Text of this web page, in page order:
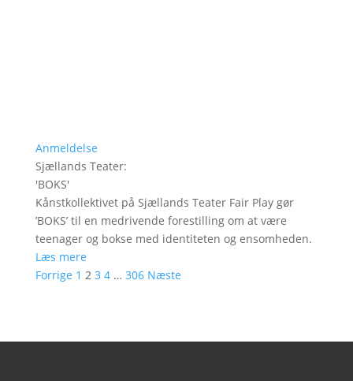
Anmeldelse
Sjællands Teater:
'BOKS'
Kånstkollektivet på Sjællands Teater Fair Play gør
’BOKS’ til en medrivende forestilling om at være
teenager og bokse med identiteten og ensomheden.
Læs mere
Forrige 1 2 3 4 … 306 Næste